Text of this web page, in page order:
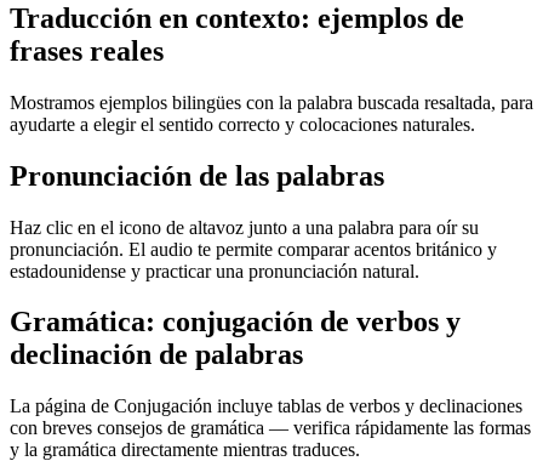
Traducción en contexto: ejemplos de
frases reales
Mostramos ejemplos bilingües con la palabra buscada resaltada, para
ayudarte a elegir el sentido correcto y colocaciones naturales.
Pronunciación de las palabras
Haz clic en el icono de altavoz junto a una palabra para oír su
pronunciación. El audio te permite comparar acentos británico y
estadounidense y practicar una pronunciación natural.
Gramática: conjugación de verbos y
declinación de palabras
La página de Conjugación incluye tablas de verbos y declinaciones
con breves consejos de gramática — verifica rápidamente las formas
y la gramática directamente mientras traduces.